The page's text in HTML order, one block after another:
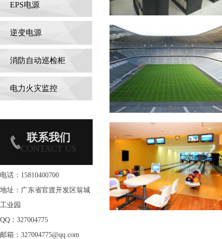
EPS电源
逆变电源
消防自动巡检柜
电力火灾监控
联系我们
CONTACT US
电话：15810400700
地址：广东省官渡开发区翁城
工业园
QQ：327004775
邮箱：327004775@qq.com